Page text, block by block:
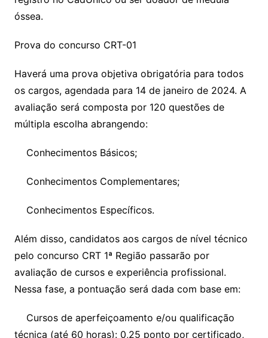
óssea.
Prova do concurso CRT-01
Haverá uma prova objetiva obrigatória para todos
os cargos, agendada para 14 de janeiro de 2024. A
avaliação será composta por 120 questões de
múltipla escolha abrangendo:
Conhecimentos Básicos;
Conhecimentos Complementares;
Conhecimentos Específicos.
Além disso, candidatos aos cargos de nível técnico
pelo concurso CRT 1ª Região passarão por
avaliação de cursos e experiência profissional.
Nessa fase, a pontuação será dada com base em:
Cursos de aperfeiçoamento e/ou qualificação
técnica (até 60 horas): 0,25 ponto por certificado,